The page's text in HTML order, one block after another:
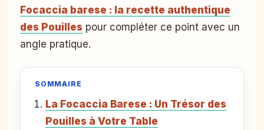
Focaccia barese : la recette authentique
des Pouilles pour compléter ce point avec un
angle pratique.
SOMMAIRE
La Focaccia Barese : Un Trésor des
Pouilles à Votre Table